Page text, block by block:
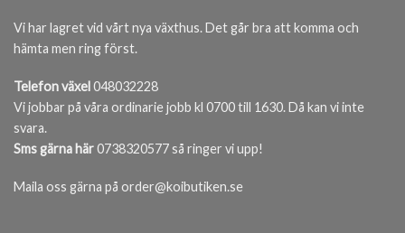
Vi har lagret vid vårt nya växthus. Det går bra att komma och
hämta men ring först.
Telefon växel048032228
Vi jobbar på våra ordinarie jobb kl 0700 till 1630. Då kan vi inte
svara.
Sms gärna här0738320577 så ringer vi upp!
Maila oss gärna på order@koibutiken.se